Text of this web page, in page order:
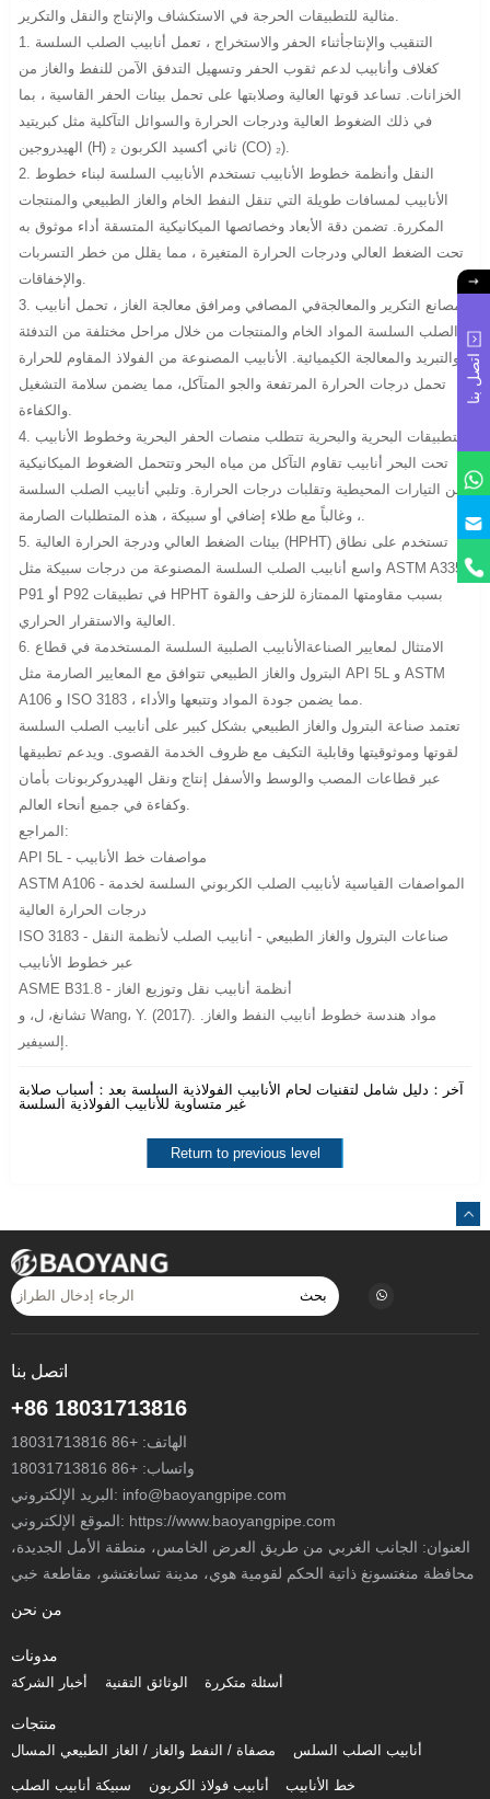
مثالية للتطبيقات الحرجة في الاستكشاف والإنتاج والنقل والتكرير.
1. التنقيب والإنتاجأثناء الحفر والاستخراج ، تعمل أنابيب الصلب السلسة
كغلاف وأنابيب لدعم ثقوب الحفر وتسهيل التدفق الآمن للنفط والغاز من
الخزانات. تساعد قوتها العالية وصلابتها على تحمل بيئات الحفر القاسية ، بما
في ذلك الضغوط العالية ودرجات الحرارة والسوائل التآكلية مثل كبريتيد
الهيدروجين (H) ₂ ثاني أكسيد الكربون (CO) ₂).
2. النقل وأنظمة خطوط الأنابيب تستخدم الأنابيب السلسة لبناء خطوط
الأنابيب لمسافات طويلة التي تنقل النفط الخام والغاز الطبيعي والمنتجات
المكررة. تضمن دقة الأبعاد وخصائصها الميكانيكية المتسقة أداء موثوق به
تحت الضغط العالي ودرجات الحرارة المتغيرة ، مما يقلل من خطر التسربات
والإخفاقات.
3. مصانع التكرير والمعالجةفي المصافي ومرافق معالجة الغاز ، تحمل أنابيب
الصلب السلسة المواد الخام والمنتجات من خلال مراحل مختلفة من التدفئة
والتبريد والمعالجة الكيميائية. الأنابيب المصنوعة من الفولاذ المقاوم للحرارة
تحمل درجات الحرارة المرتفعة والجو المتآكل، مما يضمن سلامة التشغيل
والكفاءة.
4. التطبيقات البحرية والبحرية تتطلب منصات الحفر البحرية وخطوط الأنابيب
تحت البحر أنابيب تقاوم التآكل من مياه البحر وتتحمل الضغوط الميكانيكية
من التيارات المحيطية وتقلبات درجات الحرارة. وتلبي أنابيب الصلب السلسة
، وغالباً مع طلاء إضافي أو سبيكة ، هذه المتطلبات الصارمة.
5. بيئات الضغط العالي ودرجة الحرارة العالية (HPHT) تستخدم على نطاق
واسع أنابيب الصلب السلسة المصنوعة من درجات سبيكة مثل ASTM A335
P91 أو P92 في تطبيقات HPHT بسبب مقاومتها الممتازة للزحف والقوة
العالية والاستقرار الحراري.
6. الامتثال لمعايير الصناعةالأنابيب الصلبية السلسة المستخدمة في قطاع
البترول والغاز الطبيعي تتوافق مع المعايير الصارمة مثل API 5L و ASTM
A106 و ISO 3183 ، مما يضمن جودة المواد وتتبعها والأداء.
تعتمد صناعة البترول والغاز الطبيعي بشكل كبير على أنابيب الصلب السلسة
لقوتها وموثوقيتها وقابلية التكيف مع ظروف الخدمة القصوى. ويدعم تطبيقها
عبر قطاعات المصب والوسط والأسفل إنتاج ونقل الهيدروكربونات بأمان
وكفاءة في جميع أنحاء العالم.
المراجع:
API 5L - مواصفات خط الأنابيب
ASTM A106 - المواصفات القياسية لأنابيب الصلب الكربوني السلسة لخدمة
درجات الحرارة العالية
ISO 3183 - صناعات البترول والغاز الطبيعي - أنابيب الصلب لأنظمة النقل
عبر خطوط الأنابيب
ASME B31.8 - أنظمة أنابيب نقل وتوزيع الغاز
تشانغ، ل، و Wang، Y. (2017). مواد هندسة خطوط أنابيب النفط والغاز.
إلسيفير.
آخر： دليل شامل لتقنيات لحام الأنابيب الفولاذية السلسة بعد： أسباب صلابة
غير متساوية للأنابيب الفولاذية السلسة
Return to previous level
بحث
اتصل بنا
+86 18031713816
الهاتف: +86 18031713816
واتساب: +86 18031713816
البريد الإلكتروني: info@baoyangpipe.com
الموقع الإلكتروني: https://www.baoyangpipe.com
العنوان: الجانب الغربي من طريق العرض الخامس، منطقة الأمل الجديدة،
محافظة منغتسونغ ذاتية الحكم لقومية هوي، مدينة تسانغتشو، مقاطعة خبي
من نحن
مدونات
أخبار الشركة الوثائق التقنية أسئلة متكررة
منتجات
مصفاة / النفط والغاز / الغاز الطبيعي المسال أنابيب الصلب السلس
سبيكة أنابيب الصلب أنابيب فولاذ الكربون خط الأنابيب
اتصل بنا